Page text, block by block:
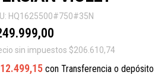
HQ1625500#750#35N
sin impuestos $206.610,74
con Transferencia o depósito